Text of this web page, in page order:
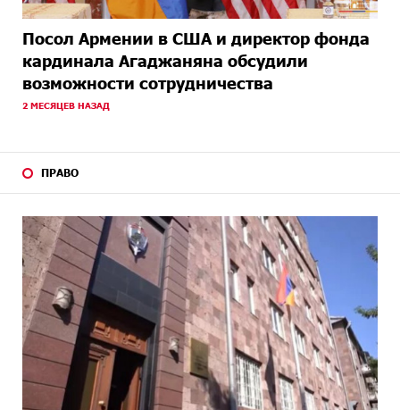
Посол Армении в США и директор фонда
кардинала Агаджаняна обсудили
возможности сотрудничества
2 МЕСЯЦЕВ НАЗАД
ПРАВО